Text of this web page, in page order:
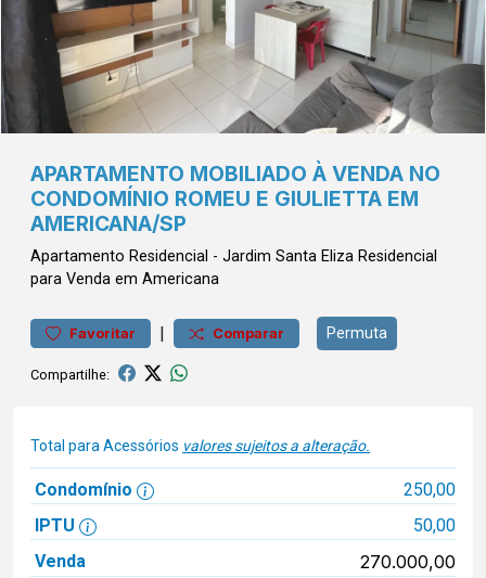
APARTAMENTO MOBILIADO À VENDA NO
CONDOMÍNIO ROMEU E GIULIETTA EM
AMERICANA/SP
Apartamento Residencial - Jardim Santa Eliza Residencial
para Venda em Americana
Favoritar | Comparar Permuta
Compartilhe:
Total para Acessórios valores sujeitos a alteração.
Condomínio
250,00
IPTU
50,00
Venda
270.000,00